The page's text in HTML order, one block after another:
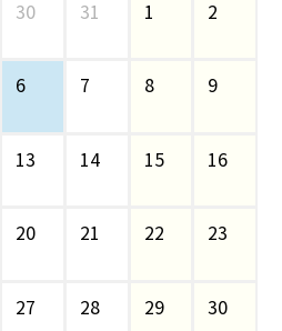
30 31 1 2
6 7 8 9
13 14 15 16
20 21 22 23
27 28 29 30